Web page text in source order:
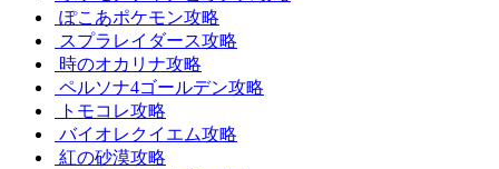
ぽこあポケモン攻略
スプラレイダース攻略
時のオカリナ攻略
ペルソナ4ゴールデン攻略
トモコレ攻略
バイオレクイエム攻略
紅の砂漠攻略